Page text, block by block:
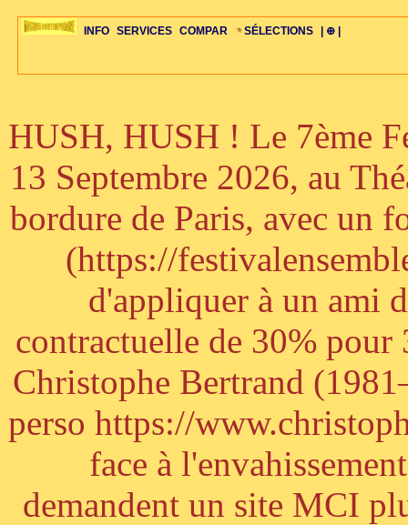
INFO
ÉDITORIAUX ACTUS-CONCERTS HISTOIRE PAYS STYLES-ÉCOLES
SERVICES
MAJ-LISTE ARCH-CONCERTS LIENS RADIOS VIDÉOS PLAN FAQS
COMPAR
SÉLECTION GUIDE-EXPRESS ŒUVRES BIOGRAPHIES PERSPECTIVE
SÉLECTIONS
SÉLECTION COMPOS-INTRO COMPO-INDIV ŒUVRES-INDIV
| ⊕ |
20ÈME PARAL 1001 CD TOP-REC BONUS-ROMANS BONUS-FILMS
CELLO-C
ALTO-C
VIOLON-C
PIANO-CONC GRAND-
HUSH, HUSH ! Le 7ème
13 Septembre 2026, au
bordure de Paris, avec un
(https://
d'appliquer à un ami
contractuelle de 30% pour
Christophe Bertrand
perso https://
face à
demandent un site MCI